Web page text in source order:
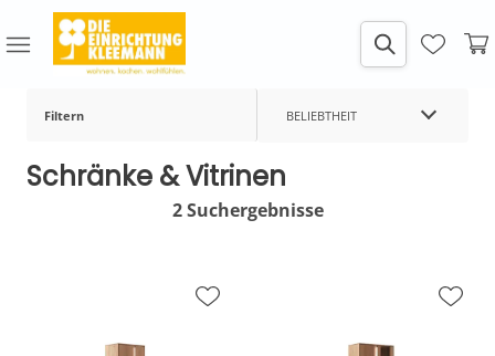
Filtern BELIEBTHEIT
Schränke & Vitrinen
2 Suchergebnisse